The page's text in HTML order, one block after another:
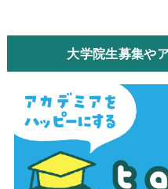
大学院生募集や